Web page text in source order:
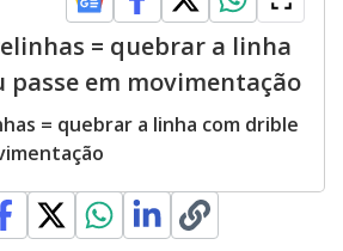
= quebrar a linha
passe em movimentação
= quebrar a linha com drible